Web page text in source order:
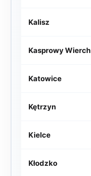
Kalisz
Kasprowy Wierch
Katowice
Kętrzyn
Kielce
Kłodzko